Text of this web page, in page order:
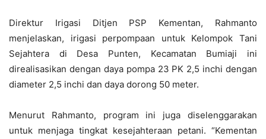
Direktur Irigasi Ditjen PSP Kementan, Rahmanto
menjelaskan, irigasi perpompaan untuk Kelompok Tani
Sejahtera di Desa Punten, Kecamatan Bumiaji ini
direalisasikan dengan daya pompa 23 PK 2,5 inchi dengan
diameter 2,5 inchi dan daya dorong 50 meter.
Menurut Rahmanto, program ini juga diselenggarakan
untuk menjaga tingkat kesejahteraan petani. “Kementan